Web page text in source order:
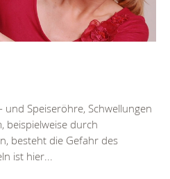
Speiseröhre, Schwellungen
beispielweise durch
besteht die Gefahr des
ist hier...